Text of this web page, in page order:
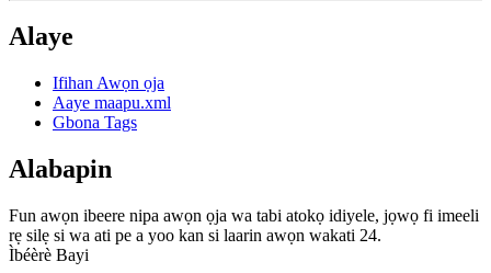
Alaye
Ifihan Awọn ọja
Aaye maapu.xml
Gbona Tags
Alabapin
Fun awọn ibeere nipa awọn ọja wa tabi atokọ idiyele, jọwọ fi imeeli
rẹ silẹ si wa ati pe a yoo kan si laarin awọn wakati 24.
Ìbéèrè Bayi